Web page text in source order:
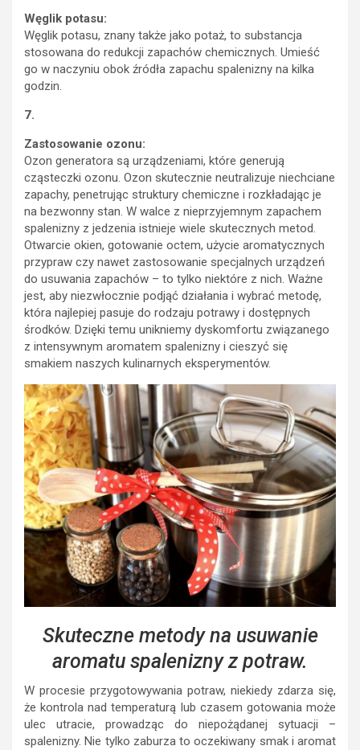
Węglik potasu:
Węglik potasu, znany także jako potaż, to substancja
stosowana do redukcji zapachów chemicznych. Umieść
go w naczyniu obok źródła zapachu spalenizny na kilka
godzin.
7.
Zastosowanie ozonu:
Ozon generatora są urządzeniami, które generują
cząsteczki ozonu. Ozon skutecznie neutralizuje niechciane
zapachy, penetrując struktury chemiczne i rozkładając je
na bezwonny stan. W walce z nieprzyjemnym zapachem
spalenizny z jedzenia istnieje wiele skutecznych metod.
Otwarcie okien, gotowanie octem, użycie aromatycznych
przypraw czy nawet zastosowanie specjalnych urządzeń
do usuwania zapachów – to tylko niektóre z nich. Ważne
jest, aby niezwłocznie podjąć działania i wybrać metodę,
która najlepiej pasuje do rodzaju potrawy i dostępnych
środków. Dzięki temu unikniemy dyskomfortu związanego
z intensywnym aromatem spalenizny i cieszyć się
smakiem naszych kulinarnych eksperymentów.
Skuteczne metody na usuwanie
aromatu spalenizny z potraw.
W procesie przygotowywania potraw, niekiedy zdarza się,
że kontrola nad temperaturą lub czasem gotowania może
ulec utracie, prowadząc do niepożądanej sytuacji –
spalenizny. Nie tylko zaburza to oczekiwany smak i aromat